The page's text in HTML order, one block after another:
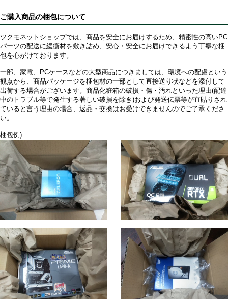
ご購入商品の梱包について
ツクモネットショップでは、商品を安全にお届けするため、精密性の高いPC
パーツの配送に緩衝材を敷き詰め、安心・安全にお届けできるよう丁寧な梱
包を心がけております。
一部、家電、PCケースなどの大型商品につきましては、環境への配慮という
観点から、商品パッケージを梱包材の一部として直接送り状などを添付して
出荷する場合がございます。商品化粧箱の破損・傷・汚れといった理由(配達
中のトラブル等で発生する著しい破損を除き)および発送伝票等が直貼りされ
ていると言う理由の場合、返品・交換はお受けできませんのでご了承くださ
い。
梱包例)